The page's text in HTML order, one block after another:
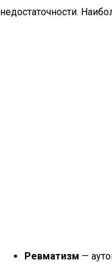
недостаточности.
Ревматизм —